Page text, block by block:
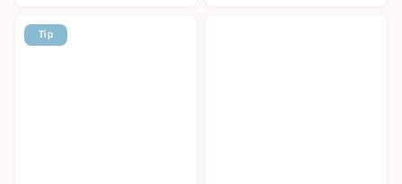
Tip